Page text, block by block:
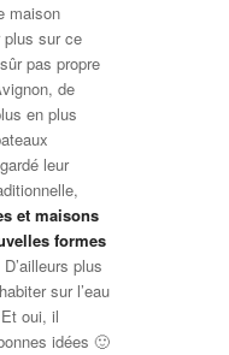
maison
plus sur ce
pas propre
de
en plus
leur
et maisons
formes
D’ailleurs plus
sur l’eau
oui, il
idées 🙂